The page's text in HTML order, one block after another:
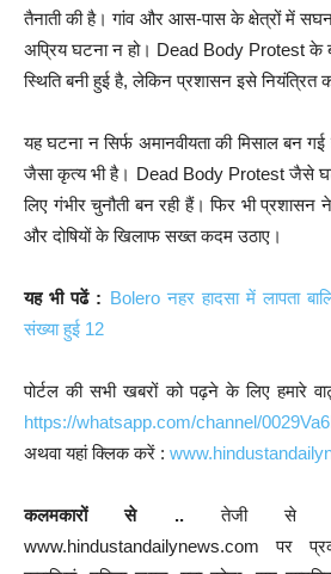
तैनाती की है। गांव और आस-पास के क्षेत्रों में सघन
अप्रिय घटना न हो। Dead Body Protest के
स्थिति बनी हुई है, लेकिन प्रशासन इसे नियंत्रित
यह घटना न सिर्फ अमानवीयता की मिसाल बन
जैसा कृत्य भी है। Dead Body Protest जैसे
लिए गंभीर चुनौती बन रही हैं। फिर भी प्रशासन
और दोषियों के खिलाफ सख्त कदम उठाए।
यह भी पढें : Bolero नहर हादसा में लापता
संख्या हुई 12
पोर्टल की सभी खबरों को पढ़ने के लिए हमारे
https://whatsapp.com/channel/
अथवा यहां क्लिक करें :
कलमकारों से ..तेजी से
www.hindustandailynews.com पर